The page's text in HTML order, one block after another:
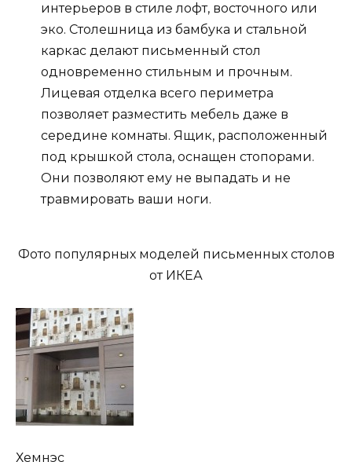
интерьеров в стиле лофт, восточного или
эко. Столешница из бамбука и стальной
каркас делают письменный стол
одновременно стильным и прочным.
Лицевая отделка всего периметра
позволяет разместить мебель даже в
середине комнаты. Ящик, расположенный
под крышкой стола, оснащен стопорами.
Они позволяют ему не выпадать и не
травмировать ваши ноги.
Фото популярных моделей письменных столов
от ИКЕА
Хемнэс